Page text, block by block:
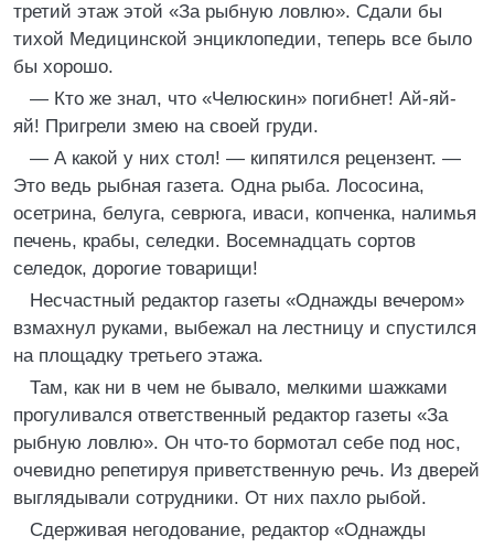
третий этаж этой «За рыбную ловлю». Сдали бы
тихой Медицинской энциклопедии, теперь все было
бы хорошо.
— Кто же знал, что «Челюскин» погибнет! Ай-яй-
яй! Пригрели змею на своей груди.
— А какой у них стол! — кипятился рецензент. —
Это ведь рыбная газета. Одна рыба. Лососина,
осетрина, белуга, севрюга, иваси, копченка, налимья
печень, крабы, селедки. Восемнадцать сортов
селедок, дорогие товарищи!
Несчастный редактор газеты «Однажды вечером»
взмахнул руками, выбежал на лестницу и спустился
на площадку третьего этажа.
Там, как ни в чем не бывало, мелкими шажками
прогуливался ответственный редактор газеты «За
рыбную ловлю». Он что-то бормотал себе под нос,
очевидно репетируя приветственную речь. Из дверей
выглядывали сотрудники. От них пахло рыбой.
Сдерживая негодование, редактор «Однажды